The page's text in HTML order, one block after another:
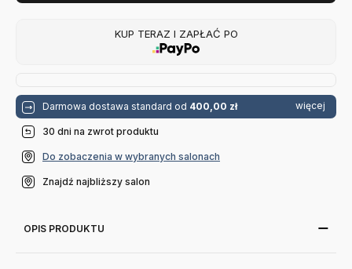
KUP TERAZ I ZAPŁAĆ PO
Darmowa dostawa standard od 400,00 zł więcej
30 dni na zwrot produktu
Do zobaczenia w wybranych salonach
Znajdź najbliższy salon
OPIS PRODUKTU